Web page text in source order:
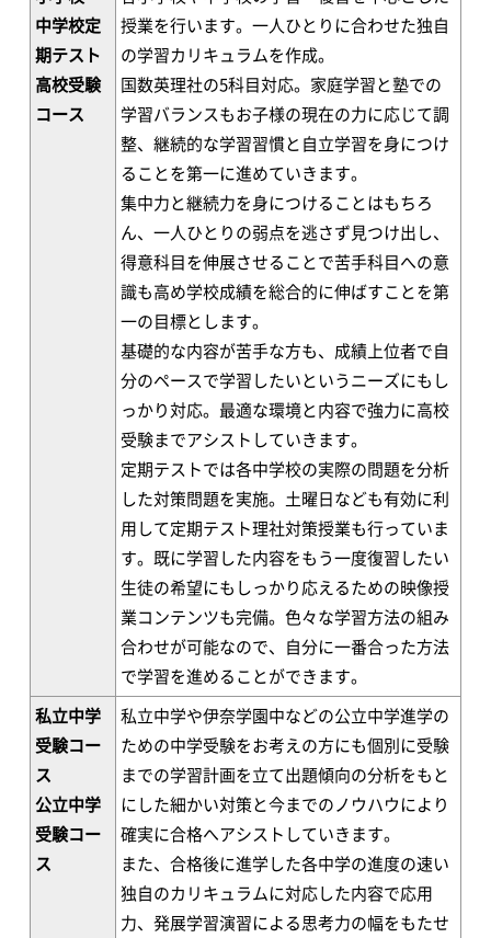
中学校定
期テスト
高校受験
コース
授業を行います。一人ひとりに合わせた独自
の学習カリキュラムを作成。
国数英理社の5科目対応。家庭学習と塾での
学習バランスもお子様の現在の力に応じて調
整、継続的な学習習慣と自立学習を身につけ
ることを第一に進めていきます。
集中力と継続力を身につけることはもちろ
ん、一人ひとりの弱点を逃さず見つけ出し、
得意科目を伸展させることで苦手科目への意
識も高め学校成績を総合的に伸ばすことを第
一の目標とします。
基礎的な内容が苦手な方も、成績上位者で自
分のペースで学習したいというニーズにもし
っかり対応。最適な環境と内容で強力に高校
受験までアシストしていきます。
定期テストでは各中学校の実際の問題を分析
した対策問題を実施。土曜日なども有効に利
用して定期テスト理社対策授業も行っていま
す。既に学習した内容をもう一度復習したい
生徒の希望にもしっかり応えるための映像授
業コンテンツも完備。色々な学習方法の組み
合わせが可能なので、自分に一番合った方法
で学習を進めることができます。
私立中学
受験コー
ス
公立中学
受験コー
ス
私立中学や伊奈学園中などの公立中学進学の
ための中学受験をお考えの方にも個別に受験
までの学習計画を立て出題傾向の分析をもと
にした細かい対策と今までのノウハウにより
確実に合格へアシストしていきます。
また、合格後に進学した各中学の進度の速い
独自のカリキュラムに対応した内容で応用
力、発展学習演習による思考力の幅をもたせ